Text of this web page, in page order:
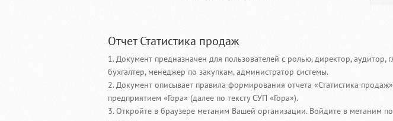
Отчет Статистика продаж
1. Документ предназначен для пользователей с ролью, директор, аудитор,
бухгалтер, менеджер по закупкам, администратор системы.
2. Документ описывает правила формирования отчета «Статистика
предприятием «Гора» (далее по тексту СУП «Гора»).
3. Откройте в браузере метаним Вашей организации. Войдите в метаним